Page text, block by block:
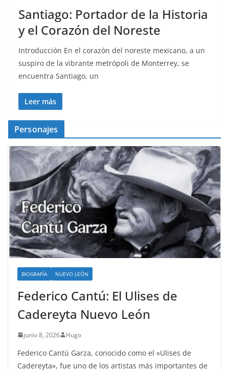
Santiago: Portador de la Historia
y el Corazón del Noreste
Introducción En el corazón del noreste mexicano, a un
suspiro de la vibrante metrópoli de Monterrey, se
encuentra Santiago, un
Leer más
Personajes
BIOGRAFÍA NUEVO LEÓN
Federico Cantú: El Ulises de
Cadereyta Nuevo León
junio 8, 2026 Hugo
Federico Cantú Garza, conocido como el «Ulises de
Cadereyta», fue uno de los artistas más importantes de